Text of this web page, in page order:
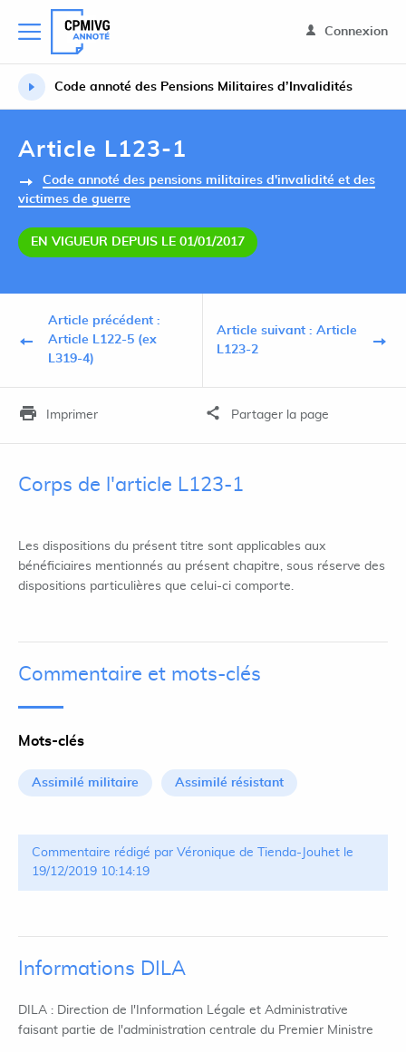
Connexion
Code annoté des Pensions Militaires d’Invalidités
Article L123-1
Code annoté des pensions militaires d'invalidité et des
victimes de guerre
EN VIGUEUR DEPUIS LE 01/01/2017
Article précédent :
Article L122-5 (ex
L319-4)
Article suivant : Article
L123-2
Imprimer Partager la page
Corps de l'article L123-1
Les dispositions du présent titre sont applicables aux
bénéficiaires mentionnés au présent chapitre, sous réserve des
dispositions particulières que celui-ci comporte.
Commentaire et mots-clés
Mots-clés
Assimilé militaire Assimilé résistant
Commentaire rédigé par Véronique de Tienda-Jouhet le
19/12/2019 10:14:19
Informations DILA
DILA : Direction de l'Information Légale et Administrative
faisant partie de l'administration centrale du Premier Ministre